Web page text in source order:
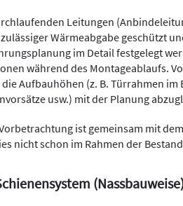
Leitungen
Wärmeabgabe geschützt
im Detail festgelegt
während des Montageablaufs.
Aufbauhöhen (z. B. Türrahmen im
usw.) mit der Planung
ist gemeinsam mit
nicht schon im Rahmen der